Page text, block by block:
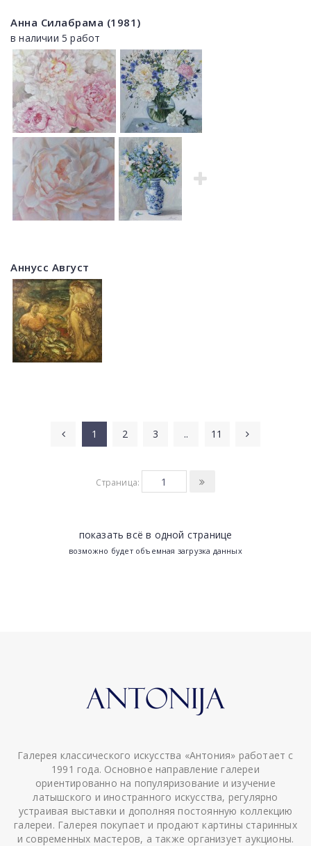
Анна Силабрама (1981)
в наличии 5 работ
Аннусс Август
1 2 3 .. 11
Страница:
показать всё в одной странице
возможно будет объемная загрузка данных
Галерея классического искусства «Антония» работает с
1991 года. Основное направление галереи
ориентированно на популяризование и изучение
латышского и иностранного искусства, регулярно
устраивая выставки и дополняя постоянную коллекцию
галереи. Галерея покупает и продают картины старинных
и современных мастеров, а также организует аукционы.